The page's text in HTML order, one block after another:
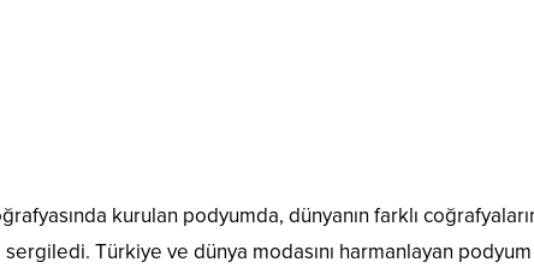
kurulan podyumda, dünyanın farklı
Türkiye ve dünya modasını harmanlayan podyum